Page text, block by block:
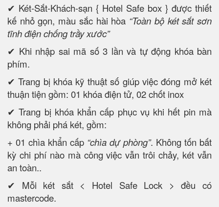
✔ Két-Sắt-Khách-sạn { Hotel Safe box } được thiết
kế nhỏ gọn, màu sắc hài hòa “Toàn bộ két sắt sơn
tĩnh điện chống trầy xước”
✔ Khi nhập sai mã số 3 lần và tự động khóa bàn
phím.
✔ Trang bị khóa kỹ thuật số giúp việc đóng mở két
thuận tiện gồm: 01 khóa điện tử, 02 chốt inox
✔ Trang bị khóa khẩn cấp phục vụ khi hết pin mà
không phải phá két, gồm:
+ 01 chìa khẩn cấp “chìa dự phòng”. Không tốn bất
kỳ chi phí nào mà công việc vẫn trôi chảy, két vẫn
an toàn..
✔ Mỗi két sắt < Hotel Safe Lock > đều có
mastercode.